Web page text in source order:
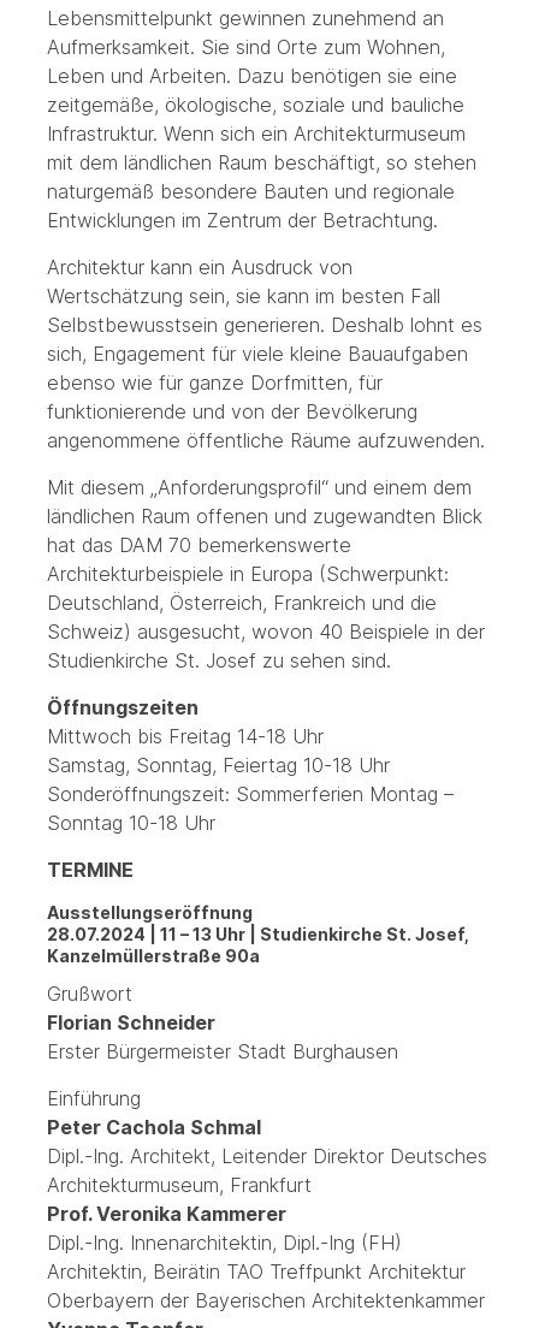
Lebensmittelpunkt gewinnen zunehmend an
Aufmerksamkeit. Sie sind Orte zum Wohnen,
Leben und Arbeiten. Dazu benötigen sie eine
zeitgemäße, ökologische, soziale und bauliche
Infrastruktur. Wenn sich ein Architekturmuseum
mit dem ländlichen Raum beschäftigt, so stehen
naturgemäß besondere Bauten und regionale
Entwicklungen im Zentrum der Betrachtung.
Architektur kann ein Ausdruck von
Wertschätzung sein, sie kann im besten Fall
Selbstbewusstsein generieren. Deshalb lohnt es
sich, Engagement für viele kleine Bauaufgaben
ebenso wie für ganze Dorfmitten, für
funktionierende und von der Bevölkerung
angenommene öffentliche Räume aufzuwenden.
Mit diesem „Anforderungsprofil“ und einem dem
ländlichen Raum offenen und zugewandten Blick
hat das DAM 70 bemerkenswerte
Architekturbeispiele in Europa (Schwerpunkt:
Deutschland, Österreich, Frankreich und die
Schweiz) ausgesucht, wovon 40 Beispiele in der
Studienkirche St. Josef zu sehen sind.
Öffnungszeiten
Mittwoch bis Freitag 14-18 Uhr
Samstag, Sonntag, Feiertag 10-18 Uhr
Sonderöffnungszeit: Sommerferien Montag –
Sonntag 10-18 Uhr
TERMINE
Ausstellungseröffnung
28.07.2024 | 11 – 13 Uhr | Studienkirche St. Josef,
Kanzelmüllerstraße 90a
Grußwort
Florian Schneider
Erster Bürgermeister Stadt Burghausen
Einführung
Peter Cachola Schmal
Dipl.-Ing. Architekt, Leitender Direktor Deutsches
Architekturmuseum, Frankfurt
Prof. Veronika Kammerer
Dipl.-Ing. Innenarchitektin, Dipl.-Ing (FH)
Architektin, Beirätin TAO Treffpunkt Architektur
Oberbayern der Bayerischen Architektenkammer